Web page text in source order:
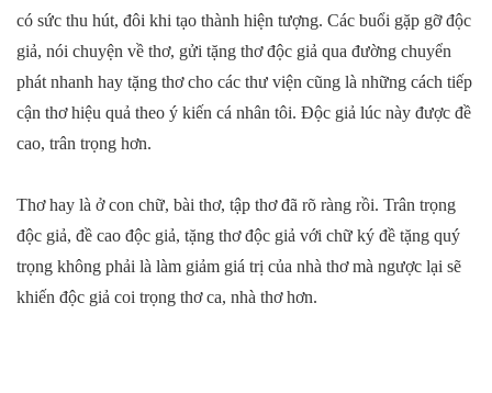
có sức thu hút, đôi khi tạo thành hiện tượng. Các buổi gặp gỡ độc
giả, nói chuyện về thơ, gửi tặng thơ độc giả qua đường chuyển
phát nhanh hay tặng thơ cho các thư viện cũng là những cách tiếp
cận thơ hiệu quả theo ý kiến cá nhân tôi. Độc giả lúc này được đề
cao, trân trọng hơn.
Thơ hay là ở con chữ, bài thơ, tập thơ đã rõ ràng rồi. Trân trọng
độc giả, đề cao độc giả, tặng thơ độc giả với chữ ký đề tặng quý
trọng không phải là làm giảm giá trị của nhà thơ mà ngược lại sẽ
khiến độc giả coi trọng thơ ca, nhà thơ hơn.